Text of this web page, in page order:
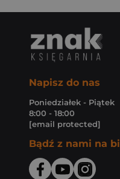
Napisz do nas
Poniedziałek - Piątek
8:00 - 18:00
[email protected]
Bądź z nami na